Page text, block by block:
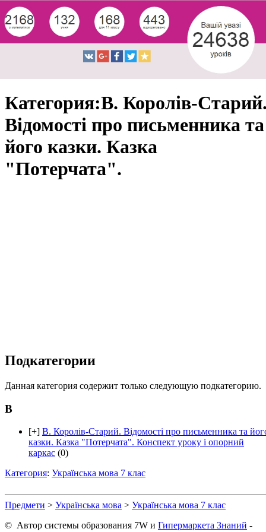
Категория:В. Королів-
Відомості про письменника та
його казки. Казка
"Потерчата".
Подкатегории
Данная категория содержит только следующую подкатегорию.
В
[+] В. Королів-Старий. Відомості про письменника та
казки. Казка "Потерчата". Конспект уроку і опорний
каркас (0)
Категория: Українська мова 7 клас
Предмети > Українська мова > Українська мова 7 клас
© Автор системы образования 7W и Гипермаркета Знаний -